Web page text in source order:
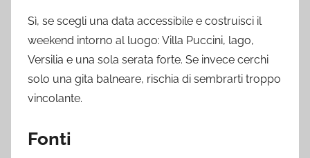
Sì, se scegli una data accessibile e costruisci il
weekend intorno al luogo: Villa Puccini, lago,
Versilia e una sola serata forte. Se invece cerchi
solo una gita balneare, rischia di sembrarti troppo
vincolante.
Fonti